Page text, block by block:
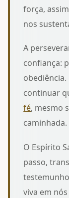
força,
nos
A
confiança:
continuar
fé, mesmo
caminhada.
O Espírito
passo,
viva em